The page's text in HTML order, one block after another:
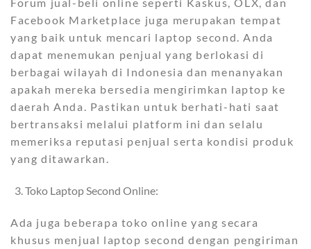
Facebook Marketplace juga merupakan tempat
yang baik untuk mencari laptop second. Anda
dapat menemukan penjual yang berlokasi di
berbagai wilayah di Indonesia dan menanyakan
apakah mereka bersedia mengirimkan laptop ke
daerah Anda. Pastikan untuk berhati-hati saat
bertransaksi melalui platform ini dan selalu
memeriksa reputasi penjual serta kondisi produk
yang ditawarkan.
Toko Laptop Second Online:
Ada juga beberapa toko online yang secara
khusus menjual laptop second dengan pengiriman